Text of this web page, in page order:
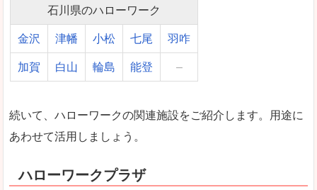
石川県のハローワーク
金沢 津幡 小松 七尾 羽咋
加賀 白山 輪島 能登 –
続いて、ハローワークの関連施設をご紹介します。用途に
あわせて活用しましょう。
ハローワークプラザ